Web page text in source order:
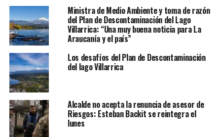
Ministra de Medio Ambiente y toma de razón
del Plan de Descontaminación del Lago
Villarrica: “Una muy buena noticia para La
Araucanía y el país”
Los desafíos del Plan de Descontaminación
del lago Villarrica
Alcalde no acepta la renuncia de asesor de
Riesgos: Esteban Backit se reintegra el
lunes